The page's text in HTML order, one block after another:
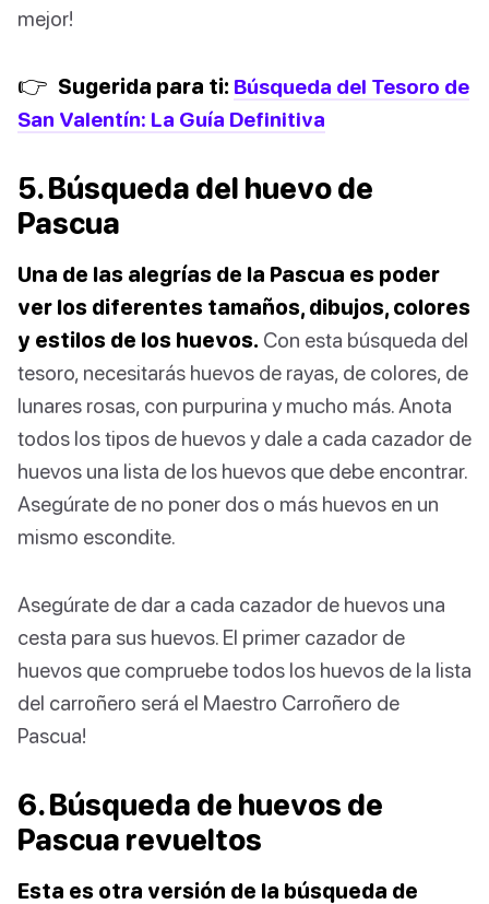
mejor!
👉 Sugerida para ti: Búsqueda del Tesoro de
San Valentín: La Guía Definitiva
5. Búsqueda del huevo de
Pascua
Una de las alegrías de la Pascua es poder
ver los diferentes tamaños, dibujos, colores
y estilos de los huevos. Con esta búsqueda del
tesoro, necesitarás huevos de rayas, de colores, de
lunares rosas, con purpurina y mucho más. Anota
todos los tipos de huevos y dale a cada cazador de
huevos una lista de los huevos que debe encontrar.
Asegúrate de no poner dos o más huevos en un
mismo escondite.
Asegúrate de dar a cada cazador de huevos una
cesta para sus huevos. El primer cazador de
huevos que compruebe todos los huevos de la lista
del carroñero será el Maestro Carroñero de
Pascua!
6. Búsqueda de huevos de
Pascua revueltos
Esta es otra versión de la búsqueda de